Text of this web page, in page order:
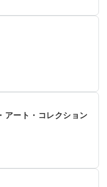
アート・コレクション